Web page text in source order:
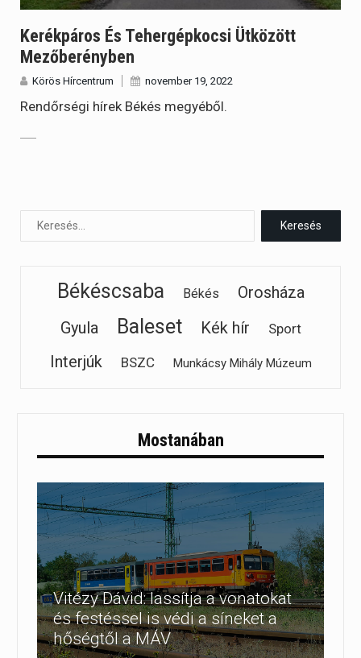
Kerékpáros És Tehergépkocsi Ütközött
Mezőberényben
Körös Hírcentrum november 19, 2022
Rendőrségi hírek Békés megyéből.
Békéscsaba Békés
Orosháza
Gyula
Baleset Kék hír Sport
Interjúk BSZC Munkácsy Mihály Múzeum
Mostanában
Vitézy Dávid: lassítja a vonatokat
és festéssel is védi a síneket a
hőségtől a MÁV